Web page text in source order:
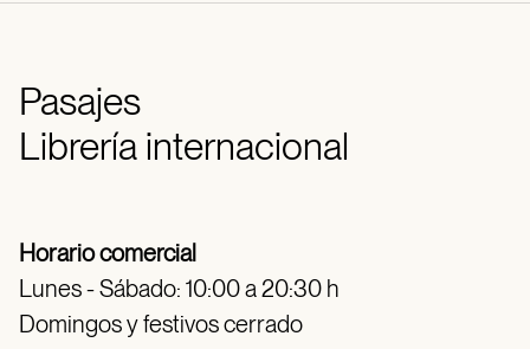
Pasajes
Librería internacional
Horario comercial
Lunes - Sábado: 10:00 a 20:30 h
Domingos y festivos cerrado